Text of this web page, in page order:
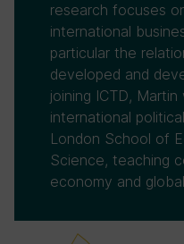
research focuses
international
particular the
developed and
joining ICTD,
international
London School of
Science, teaching
economy and